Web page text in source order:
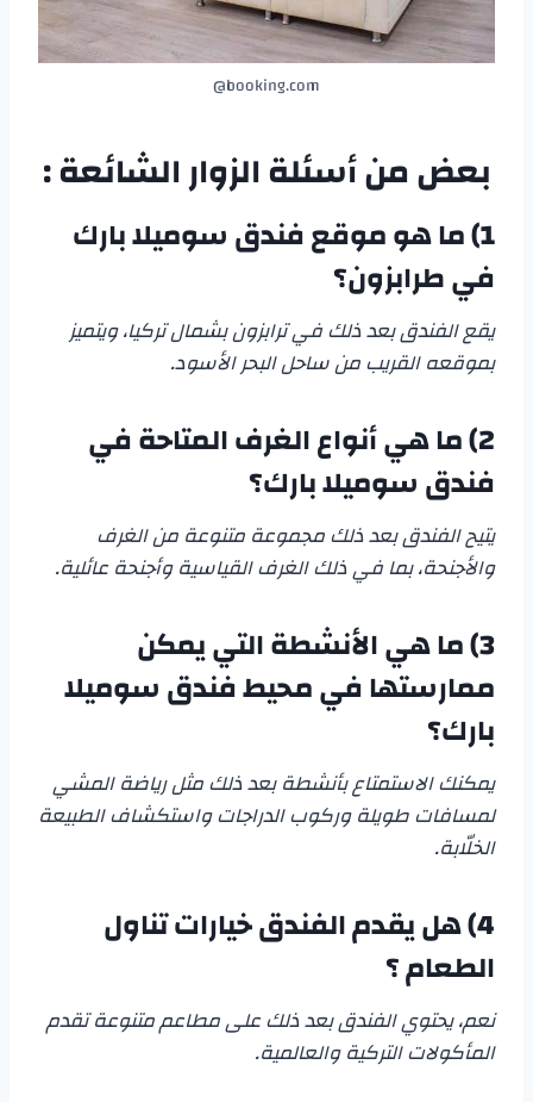
booking.com@
بعض من أسئلة الزوار الشائعة :
1) ما هو موقع فندق سوميلا بارك
في طرابزون؟
يقع الفندق بعد ذلك في ترابزون بشمال تركيا، ويتميز
بموقعه القريب من ساحل البحر الأسود.
2) ما هي أنواع الغرف المتاحة في
فندق سوميلا بارك؟
يتيح الفندق بعد ذلك مجموعة متنوعة من الغرف
والأجنحة، بما في ذلك الغرف القياسية وأجنحة عائلية.
3) ما هي الأنشطة التي يمكن
ممارستها في محيط فندق سوميلا
بارك؟
يمكنك الاستمتاع بأنشطة بعد ذلك مثل رياضة المشي
لمسافات طويلة وركوب الدراجات واستكشاف الطبيعة
الخلّابة.
4) هل يقدم الفندق خيارات تناول
الطعام ؟
نعم، يحتوي الفندق بعد ذلك على مطاعم متنوعة تقدم
المأكولات التركية والعالمية.